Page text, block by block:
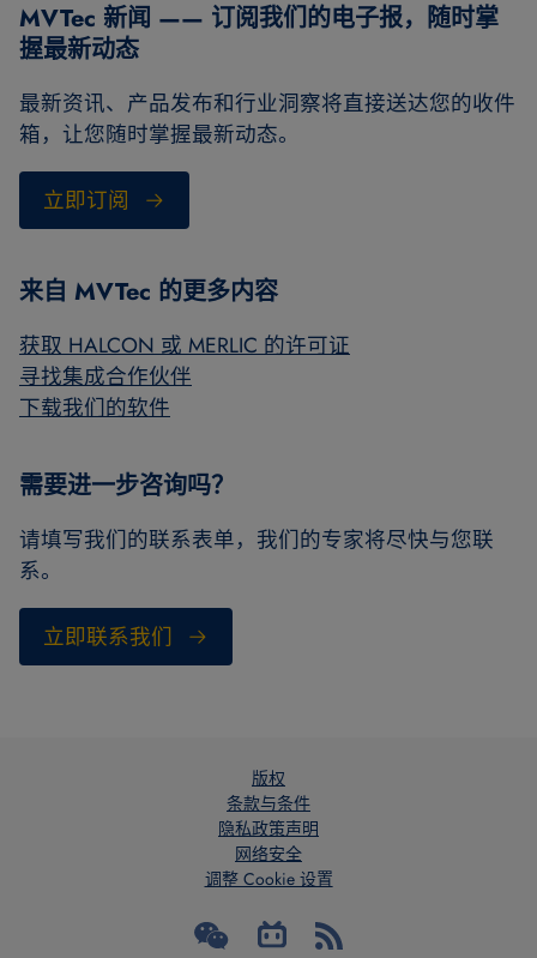
MVTec 新闻 —— 订阅我们的电子报，随时掌
握最新动态
最新资讯、产品发布和行业洞察将直接送达您的收件
箱，让您随时掌握最新动态。
立即订阅
来自 MVTec 的更多内容
获取 HALCON 或 MERLIC 的许可证
寻找集成合作伙伴
下载我们的软件
需要进一步咨询吗？
请填写我们的联系表单，我们的专家将尽快与您联
系。
立即联系我们
版权
条款与条件
隐私政策声明
网络安全
调整 Cookie 设置